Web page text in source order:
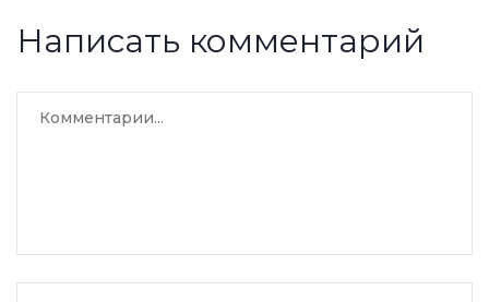
Написать комментарий